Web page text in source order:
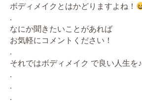
ボディメイクとはかどりますよね！
.
なにか聞きたいことがあれば
お気軽にコメントください！
.
それではボディメイク で良い人生を♪
.
.
.